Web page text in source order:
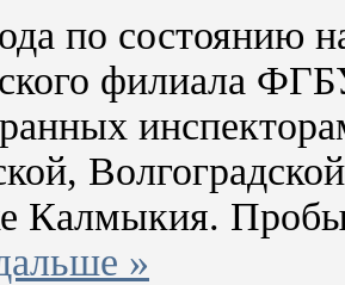
по состоянию
филиала
Калмыкия.
»